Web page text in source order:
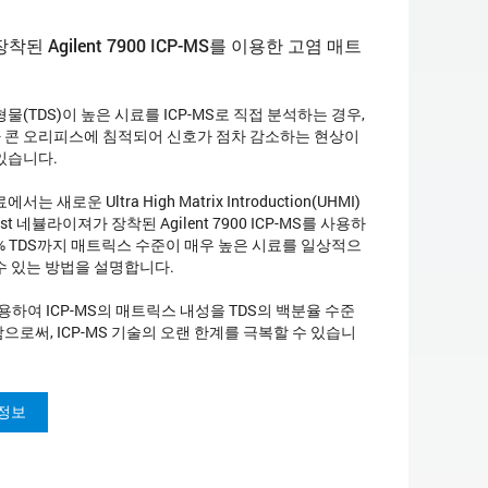
착된 Agilent 7900 ICP-MS를 이용한 고염 매트
물(TDS)이 높은 시료를 ICP-MS로 직접 분석하는 경우,
오리피스에 침적되어 신호가 점차 감소하는 현상이
습니다.
에서는 새로운 Ultra High Matrix Introduction(UHMI)
네뷸라이져가 장착된 Agilent 7900 ICP-MS를 사용하
TDS까지 매트릭스 수준이 매우 높은 시료를 일상적으
있는 방법을 설명합니다.
하여 ICP-MS의 매트릭스 내성을 TDS의 백분율 수준
로써, ICP-MS 기술의 오랜 한계를 극복할 수 있습니
보